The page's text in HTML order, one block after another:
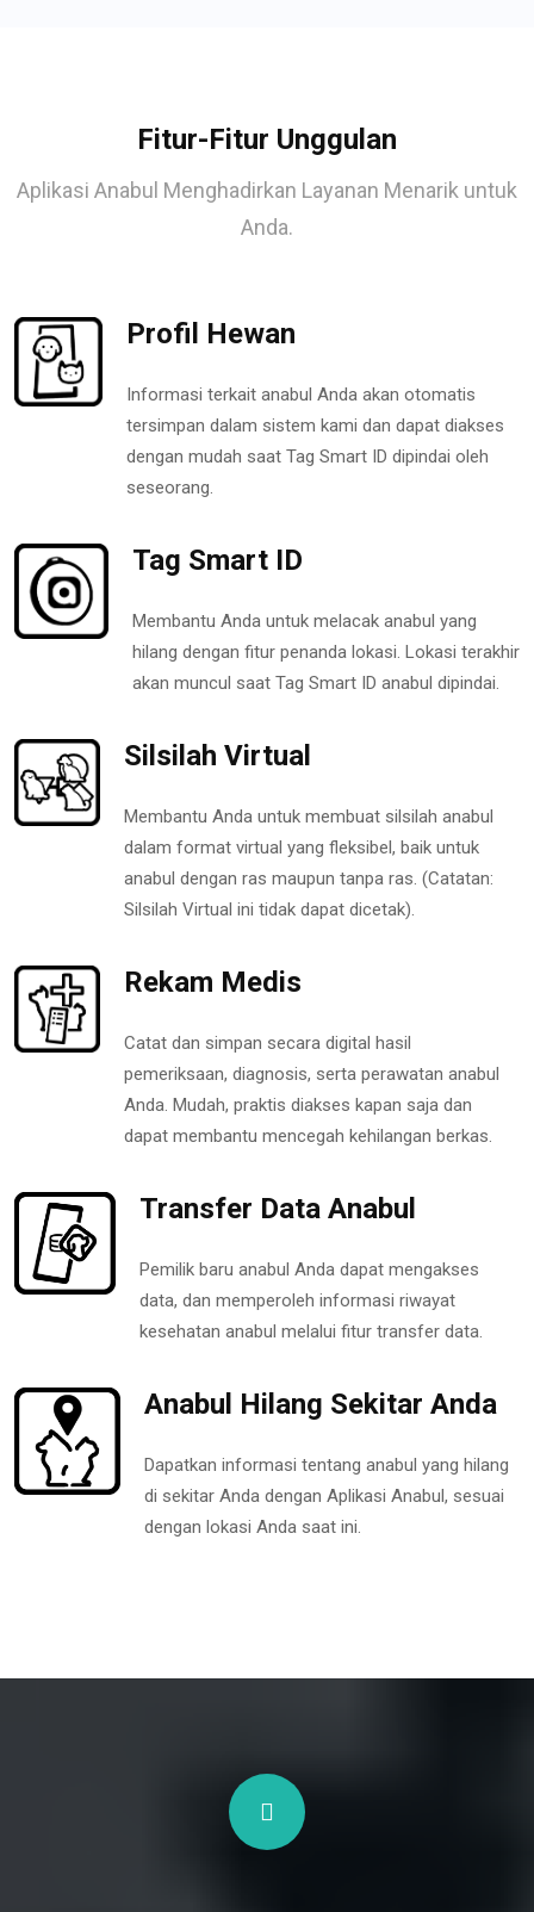
Fitur-Fitur Unggulan
Aplikasi Anabul Menghadirkan Layanan Menarik untuk
Anda.
Profil Hewan
Informasi terkait anabul Anda akan otomatis
tersimpan dalam sistem kami dan dapat diakses
dengan mudah saat Tag Smart ID dipindai oleh
seseorang.
Tag Smart ID
Membantu Anda untuk melacak anabul yang
hilang dengan fitur penanda lokasi. Lokasi terakhir
akan muncul saat Tag Smart ID anabul dipindai.
Silsilah Virtual
Membantu Anda untuk membuat silsilah anabul
dalam format virtual yang fleksibel, baik untuk
anabul dengan ras maupun tanpa ras. (Catatan:
Silsilah Virtual ini tidak dapat dicetak).
Rekam Medis
Catat dan simpan secara digital hasil
pemeriksaan, diagnosis, serta perawatan anabul
Anda. Mudah, praktis diakses kapan saja dan
dapat membantu mencegah kehilangan berkas.
Transfer Data Anabul
Pemilik baru anabul Anda dapat mengakses
data, dan memperoleh informasi riwayat
kesehatan anabul melalui fitur transfer data.
Anabul Hilang Sekitar Anda
Dapatkan informasi tentang anabul yang hilang
di sekitar Anda dengan Aplikasi Anabul, sesuai
dengan lokasi Anda saat ini.